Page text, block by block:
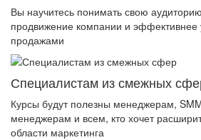
Вы научитесь понимать свою
продвижение компании и эффективнее
продажами
Специалистам из смежных
Курсы будут полезны менеджерам,
менеджерам и всем, кто хочет
области маркетинга